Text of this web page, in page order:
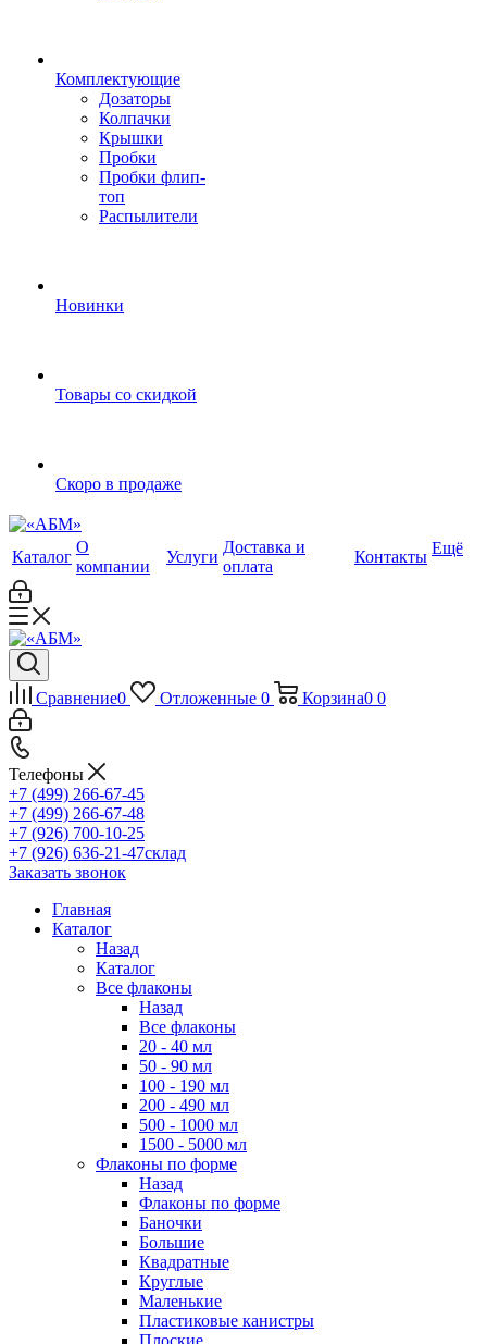
Комплектующие
Дозаторы
Колпачки
Крышки
Пробки
Пробки флип-
топ
Распылители
Новинки
Товары со скидкой
Скоро в продаже
Каталог
О
компании
Услуги
Доставка и
оплата
Контакты Ещё
Сравнение0 Отложенные 0 Корзина0 0
Телефоны
+7 (499) 266-67-45
+7 (499) 266-67-48
+7 (926) 700-10-25
+7 (926) 636-21-47склад
Заказать звонок
Главная
Каталог
Назад
Каталог
Все флаконы
Назад
Все флаконы
20 - 40 мл
50 - 90 мл
100 - 190 мл
200 - 490 мл
500 - 1000 мл
1500 - 5000 мл
Флаконы по форме
Назад
Флаконы по форме
Баночки
Большие
Квадратные
Круглые
Маленькие
Пластиковые канистры
Плоские